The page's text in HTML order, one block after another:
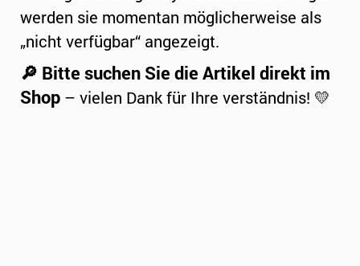
werden sie momentan möglicherweise als
„nicht verfügbar“ angezeigt.
🔎 Bitte suchen Sie die Artikel direkt im
Shop – vielen Dank für Ihre verständnis! 💛